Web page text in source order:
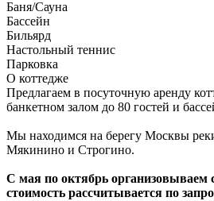
Баня/Сауна
Бассейн
Бильярд
Настольный теннис
Парковка
О коттедже
Предлагаем в посуточную аренду
банкетном залом до 80 гостей и
Мы находимся на берегу Москвы
Мякинино и Строгино.
С мая по октябрь организовываем
стоимость рассчитывается по